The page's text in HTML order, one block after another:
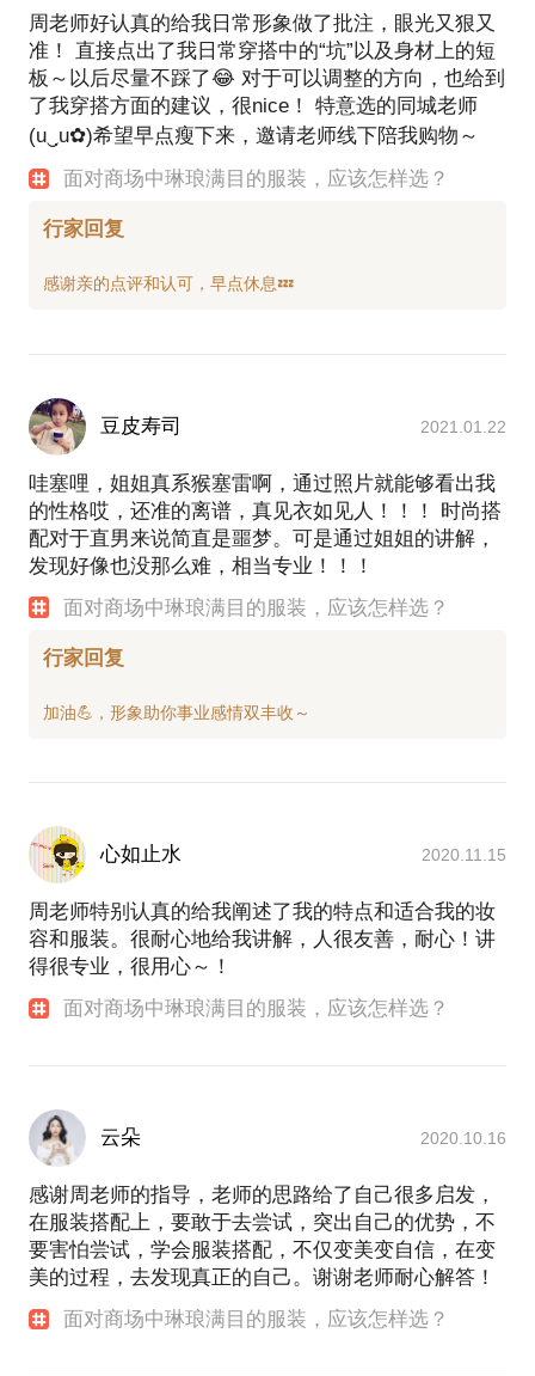
周老师好认真的给我日常形象做了批注，眼光又狠又
准！ 直接点出了我日常穿搭中的“坑”以及身材上的短
板～以后尽量不踩了😂 对于可以调整的方向，也给到
了我穿搭方面的建议，很nice！ 特意选的同城老师
(u‿ฺu✿)希望早点瘦下来，邀请老师线下陪我购物～
面对商场中琳琅满目的服装，应该怎样选？
行家回复
豆皮寿司 2021.01.22
哇塞哩，姐姐真系猴塞雷啊，通过照片就能够看出我
的性格哎，还准的离谱，真见衣如见人！！！ 时尚搭
配对于直男来说简直是噩梦。可是通过姐姐的讲解，
发现好像也没那么难，相当专业！！！
面对商场中琳琅满目的服装，应该怎样选？
行家回复
心如止水 2020.11.15
周老师特别认真的给我阐述了我的特点和适合我的妆
容和服装。很耐心地给我讲解，人很友善，耐心！讲
得很专业，很用心～！
面对商场中琳琅满目的服装，应该怎样选？
云朵 2020.10.16
感谢周老师的指导，老师的思路给了自己很多启发，
在服装搭配上，要敢于去尝试，突出自己的优势，不
要害怕尝试，学会服装搭配，不仅变美变自信，在变
美的过程，去发现真正的自己。谢谢老师耐心解答！
面对商场中琳琅满目的服装，应该怎样选？